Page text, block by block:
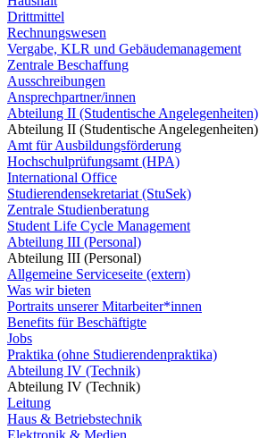
Drittmittel
Rechnungswesen
Vergabe, KLR und Gebäudemanagement
Zentrale Beschaffung
Ausschreibungen
Ansprechpartner/innen
Abteilung II (Studentische Angelegenheiten)
Abteilung II (Studentische Angelegenheiten)
Amt für Ausbildungsförderung
Hochschulprüfungsamt (HPA)
International Office
Studierendensekretariat (StuSek)
Zentrale Studienberatung
Student Life Cycle Management
Abteilung III (Personal)
Abteilung III (Personal)
Allgemeine Serviceseite (extern)
Was wir bieten
Portraits unserer Mitarbeiter*innen
Benefits für Beschäftigte
Jobs
Praktika (ohne Studierendenpraktika)
Abteilung IV (Technik)
Abteilung IV (Technik)
Leitung
Haus & Betriebstechnik
Elektronik & Medien